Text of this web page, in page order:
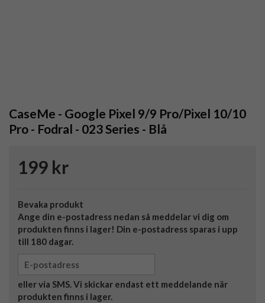
CaseMe - Google Pixel 9/9 Pro/Pixel 10/10
Pro - Fodral - 023 Series - Blå
199 kr
Bevaka produkt
Ange din e-postadress nedan så meddelar vi dig om
produkten finns i lager! Din e-postadress sparas i upp
till 180 dagar.
eller via SMS. Vi skickar endast ett meddelande när
produkten finns i lager.